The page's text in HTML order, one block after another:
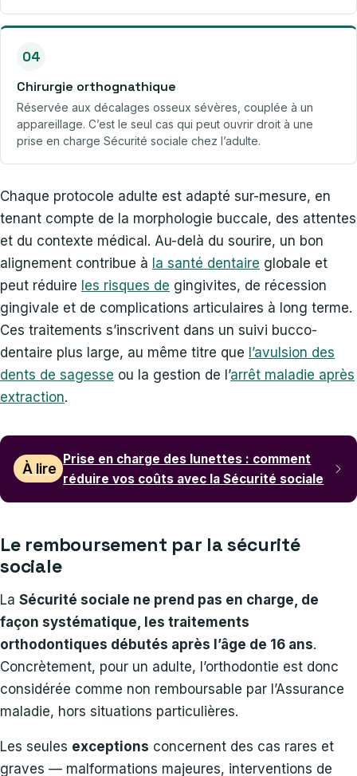
04
Chirurgie orthognathique
Réservée aux décalages osseux sévères, couplée à un
appareillage. C’est le seul cas qui peut ouvrir droit à une
prise en charge Sécurité sociale chez l’adulte.
Chaque protocole adulte est adapté sur-mesure, en
tenant compte de la morphologie buccale, des attentes
et du contexte médical. Au-delà du sourire, un bon
alignement contribue à la santé dentaire globale et
peut réduire les risques de gingivites, de récession
gingivale et de complications articulaires à long terme.
Ces traitements s’inscrivent dans un suivi bucco-
dentaire plus large, au même titre que l’avulsion des
dents de sagesse ou la gestion de l’arrêt maladie après
extraction.
À lire
Prise en charge des lunettes : comment
réduire vos coûts avec la Sécurité sociale
Le remboursement par la sécurité
sociale
La Sécurité sociale ne prend pas en charge, de
façon systématique, les traitements
orthodontiques débutés après l’âge de 16 ans.
Concrètement, pour un adulte, l’orthodontie est donc
considérée comme non remboursable par l’Assurance
maladie, hors situations particulières.
Les seules exceptions concernent des cas rares et
graves — malformations majeures, interventions de